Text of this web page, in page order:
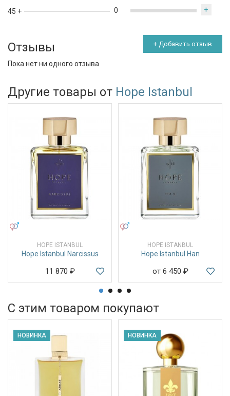
45 +
0 +
Отзывы + Добавить отзыв
Пока нет ни одного отзыва
Другие товары от Hope Istanbul
HOPE ISTANBUL
Hope Istanbul Narcissus
11 870 ₽
HOPE ISTANBUL
Hope Istanbul Han
от 6 450 ₽
С этим товаром покупают
НОВИНКА НОВИНКА